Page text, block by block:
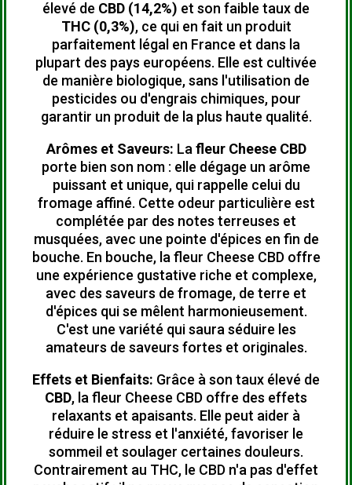
élevé de CBD (14,2%) et son faible taux de
THC (0,3%), ce qui en fait un produit
parfaitement légal en France et dans la
plupart des pays européens. Elle est cultivée
de manière biologique, sans l'utilisation de
pesticides ou d'engrais chimiques, pour
garantir un produit de la plus haute qualité.
Arômes et Saveurs: Lafleur Cheese CBD
porte bien son nom : elle dégage un arôme
puissant et unique, qui rappelle celui du
fromage affiné. Cette odeur particulière est
complétée par des notes terreuses et
musquées, avec une pointe d'épices en fin de
bouche. En bouche, la fleur Cheese CBD offre
une expérience gustative riche et complexe,
avec des saveurs de fromage, de terre et
d'épices qui se mêlent harmonieusement.
C'est une variété qui saura séduire les
amateurs de saveurs fortes et originales.
Effets et Bienfaits: Grâce à son taux élevé de
CBD, la fleur Cheese CBD offre des effets
relaxants et apaisants. Elle peut aider à
réduire le stress et l'anxiété, favoriser le
sommeil et soulager certaines douleurs.
Contrairement au THC, le CBD n'a pas d'effet